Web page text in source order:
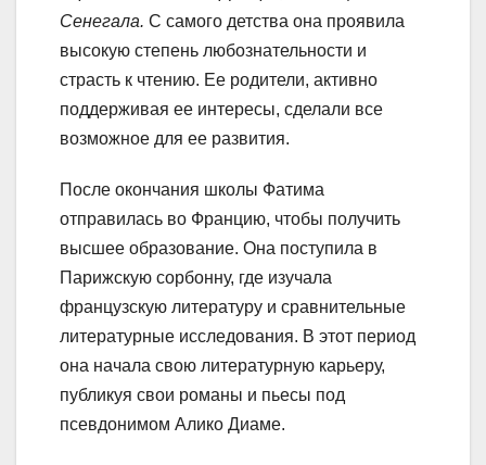
Сенегала. С самого детства она проявила
высокую степень любознательности и
страсть к чтению. Ее родители, активно
поддерживая ее интересы, сделали все
возможное для ее развития.
После окончания школы Фатима
отправилась во Францию, чтобы получить
высшее образование. Она поступила в
Парижскую сорбонну, где изучала
французскую литературу и сравнительные
литературные исследования. В этот период
она начала свою литературную карьеру,
публикуя свои романы и пьесы под
псевдонимом Алико Диаме.